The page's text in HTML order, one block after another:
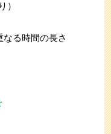
）
なる時間の長さ